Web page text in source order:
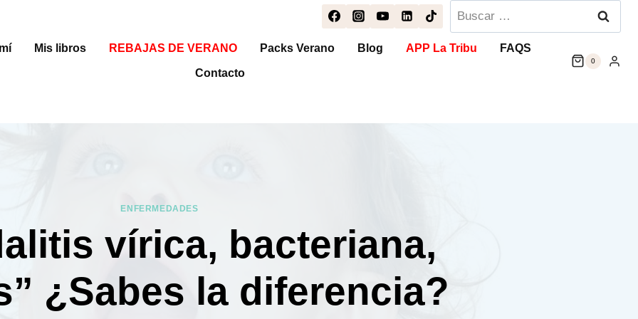
Buscar:
Mis libros REBAJAS DE VERANO Packs Verano Blog APP La Tribu FAQS
Contacto
0
ENFERMEDADES
vírica, bacteriana,
¿Sabes la diferencia?